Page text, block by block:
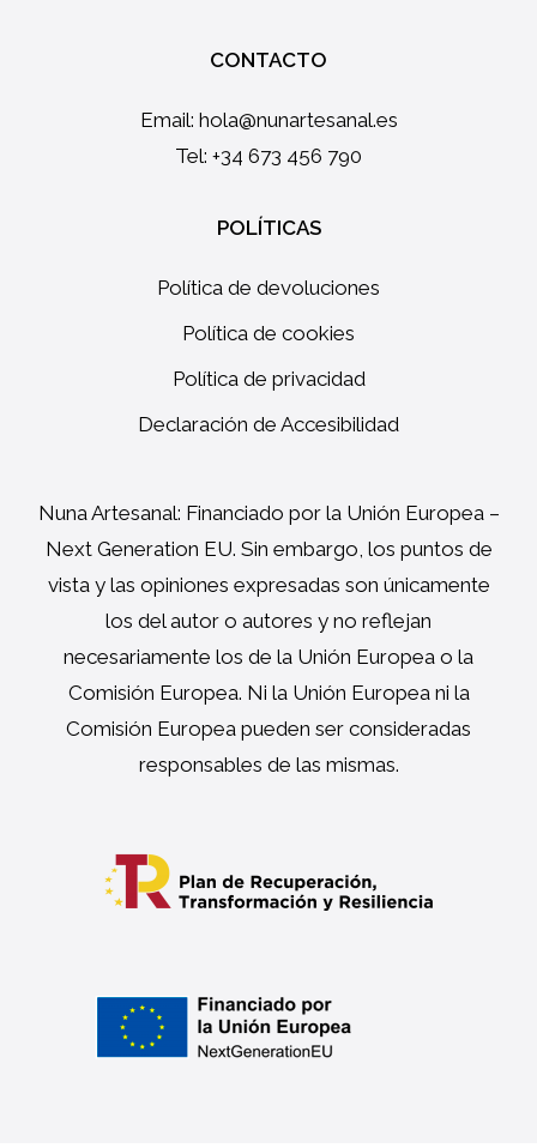
CONTACTO
Email: hola@nunartesanal.es
Tel: +34 673 456 790
POLÍTICAS
Política de devoluciones
Política de cookies
Política de privacidad
Declaración de Accesibilidad
Nuna Artesanal: Financiado por la Unión Europea –
Next Generation EU. Sin embargo, los puntos de
vista y las opiniones expresadas son únicamente
los del autor o autores y no reflejan
necesariamente los de la Unión Europea o la
Comisión Europea. Ni la Unión Europea ni la
Comisión Europea pueden ser consideradas
responsables de las mismas.